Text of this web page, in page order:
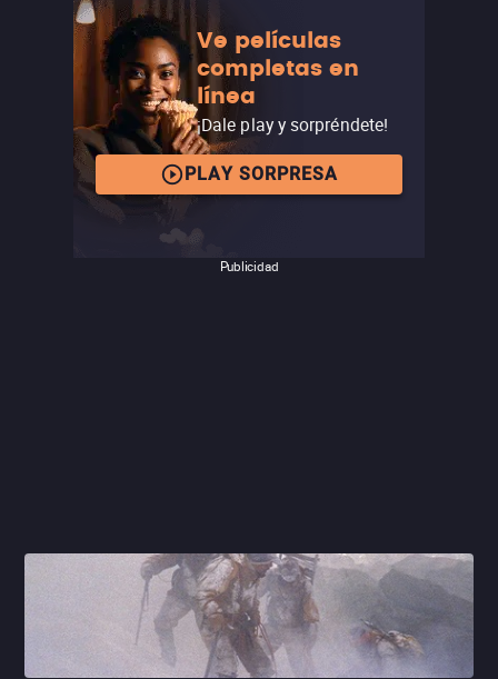
película experimentó con el tiempo fílmico y el tiempo
real para unirlos en uno sólo: los 90 minutos del metraje
son los 90 minutos de angustia que padece su
protagonista, una joven cantante en espera de un
resultado médico que podría ser fatal.
Ve películas
completas en
línea
¡Dale play y sorpréndete!
PLAY SORPRESA
Publicidad